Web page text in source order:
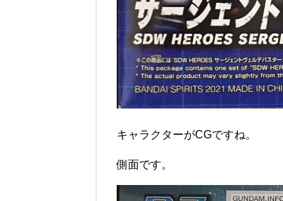
キャラクターがCGですね。
側面です。